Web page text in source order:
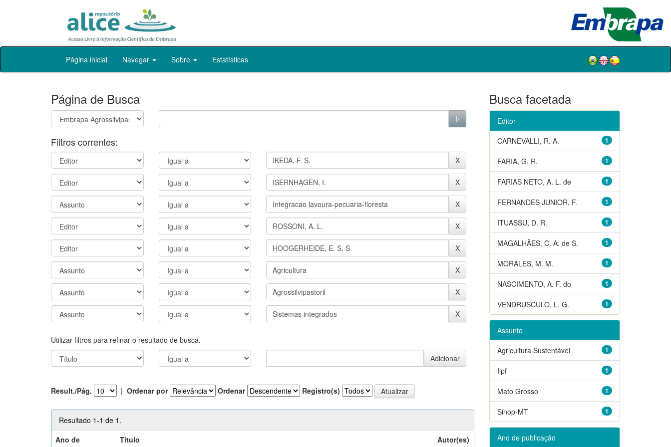
Skip
Página inicial Navegar Sobre Estatísticas
Página de Busca
Filtros correntes:
Utilizar filtros para refinar o resultado de busca.
Result./Pág. | Ordenar por Ordenar Registro(s)
Resultado 1-1 de 1.
Ano de
Título Autor(es)
Busca facetada
Editor
1
CARNEVALLI, R. A.
1
FARIA, G. R.
1
FARIAS NETO, A. L. de
1
FERNANDES JUNIOR, F.
1
ITUASSU, D. R.
1
MAGALHÃES, C. A. de S.
1
MORALES, M. M.
1
NASCIMENTO, A. F. do
1
VENDRUSCULO, L. G.
Assunto
1
Agricultura Sustentável
1
Ilpf
1
Mato Grosso
1
Sinop-MT
Ano de publicação